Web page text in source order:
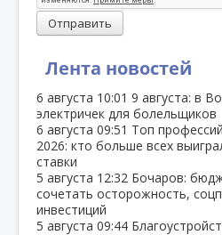
Лента новостей
6 августа 10:01 9 августа: в
электричек для болельщиков
6 августа 09:51 Топ
2026: кто больше всех
ставки
5 августа 12:32 Бочаров:
сочетать осторожность,
инвестиций
5 августа 09:44
Отправить